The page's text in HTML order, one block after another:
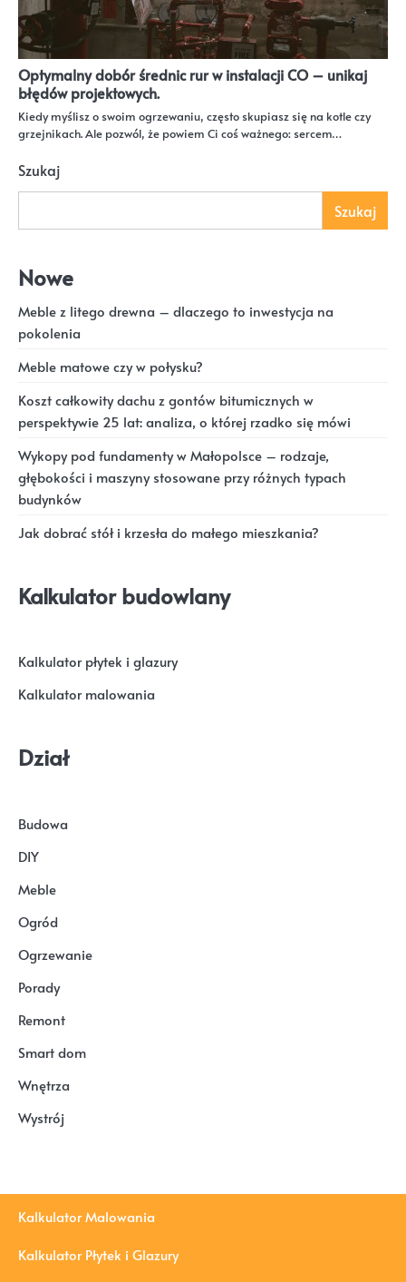
Optymalny dobór średnic rur w instalacji CO – unikaj
błędów projektowych.
Kiedy myślisz o swoim ogrzewaniu, często skupiasz się na kotle czy
grzejnikach. Ale pozwól, że powiem Ci coś ważnego: sercem…
Szukaj
Szukaj
Nowe
Meble z litego drewna – dlaczego to inwestycja na
pokolenia
Meble matowe czy w połysku?
Koszt całkowity dachu z gontów bitumicznych w
perspektywie 25 lat: analiza, o której rzadko się mówi
Wykopy pod fundamenty w Małopolsce – rodzaje,
głębokości i maszyny stosowane przy różnych typach
budynków
Jak dobrać stół i krzesła do małego mieszkania?
Kalkulator budowlany
Kalkulator płytek i glazury
Kalkulator malowania
Dział
Budowa
DIY
Meble
Ogród
Ogrzewanie
Porady
Remont
Smart dom
Wnętrza
Wystrój
Kalkulator Malowania
Kalkulator Płytek i Glazury